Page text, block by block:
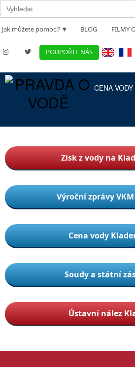
Search
for:
Jak můžete pomoci? BLOG FILMY
PODPOŘTE NÁS
CENA VODY
Zisk z vody na
Výroční zprávy
Cena vody
Soudy a státní
Ústavní nález